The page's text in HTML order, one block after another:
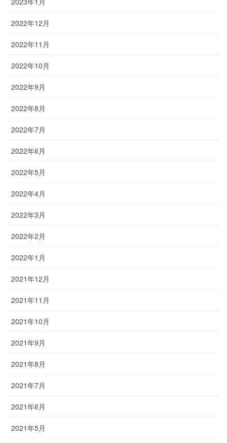
2022年12月
2022年11月
2022年10月
2022年9月
2022年8月
2022年7月
2022年6月
2022年5月
2022年4月
2022年3月
2022年2月
2022年1月
2021年12月
2021年11月
2021年10月
2021年9月
2021年8月
2021年7月
2021年6月
2021年5月